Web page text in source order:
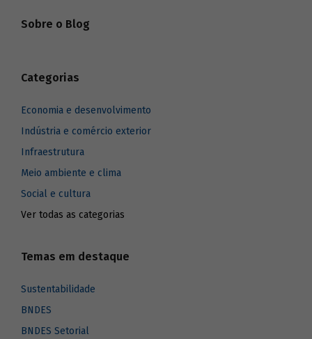
Sobre o Blog
Categorias
Economia e desenvolvimento
Indústria e comércio exterior
Infraestrutura
Meio ambiente e clima
Social e cultura
Ver todas as categorias
Temas em destaque
Sustentabilidade
BNDES
BNDES Setorial